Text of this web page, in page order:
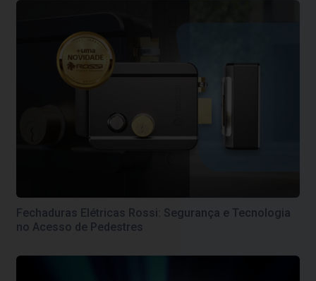
Fechaduras Elétricas Rossi: Segurança e Tecnologia
no Acesso de Pedestres